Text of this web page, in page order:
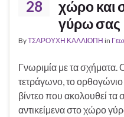
28
χώρο και
γύρω σας
ByΤΣΑΡΟΥΧΗ ΚΑΛΛΙΟΠΗ in
Γνωριμία με τα σχήματα.
τετράγωνο, το
βίντεο που ακολουθεί
αντικείμενα στο χώρο